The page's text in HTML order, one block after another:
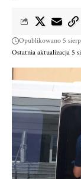
Ostatnia aktualizacja 5
Opublikowano 5